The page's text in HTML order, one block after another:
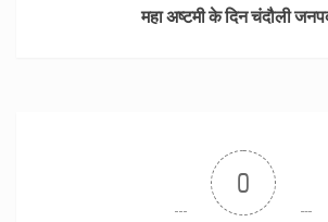
महा अष्टमी के दिन चंदौली
0